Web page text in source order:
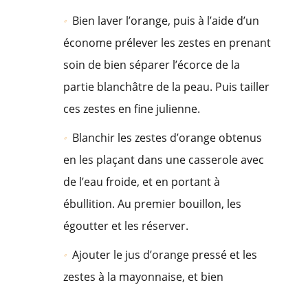
Bien laver l’orange, puis à l’aide d’un
économe prélever les zestes en prenant
soin de bien séparer l’écorce de la
partie blanchâtre de la peau. Puis tailler
ces zestes en fine julienne.
Blanchir les zestes d’orange obtenus
en les plaçant dans une casserole avec
de l’eau froide, et en portant à
ébullition. Au premier bouillon, les
égoutter et les réserver.
Ajouter le jus d’orange pressé et les
zestes à la mayonnaise, et bien